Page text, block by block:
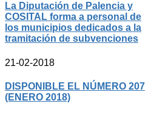
La Diputación de Palencia y
COSITAL forma a personal de
los municipios dedicados a la
tramitación de subvenciones
21-02-2018
DISPONIBLE EL NÚMERO 207
(ENERO 2018)